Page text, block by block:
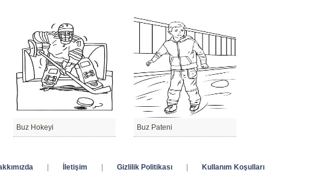
Buz Hokeyi Buz Pateni
İletişim Gizlilik Politikası Kullanım Koşulları